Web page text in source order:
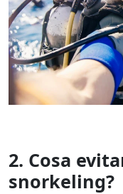
2. Cosa
snorkeling?